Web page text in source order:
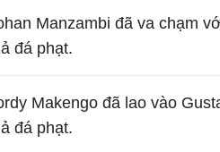
Manzambi đã va chạm
đá phạt.
Makengo đã lao vào
đá phạt.